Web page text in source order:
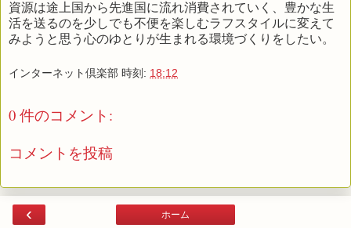
資源は途上国から先進国に流れ消費されていく、豊かな生
活を送るのを少しでも不便を楽しむラフスタイルに変えて
みようと思う心のゆとりが生まれる環境づくりをしたい。
インターネット倶楽部 時刻: 18:12
0 件のコメント:
コメントを投稿
‹ ホーム